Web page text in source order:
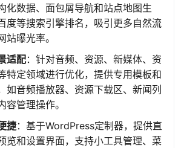
化数据、面包屑导航和站点地图生
度等搜索引擎排名，吸引更多自然流
站曝光率。
适配：针对音频、资源、新媒体、资
特定领域进行优化，提供专用模板和
如音频播放器、资源下载区、新闻列
容管理操作。
捷：基于WordPress定制器，提供直
览和设置界面，支持小工具管理、菜